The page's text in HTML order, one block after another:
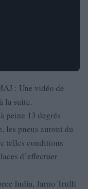
: Une vidéo de
la suite.
peine 13 degrés
les pneus auront du
telles conditions
d’effectuer
India, Jarno Trulli